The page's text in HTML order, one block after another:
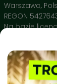
swoich
Naturalne
Warszawa,
REGON
Na bazie
Dlaczego